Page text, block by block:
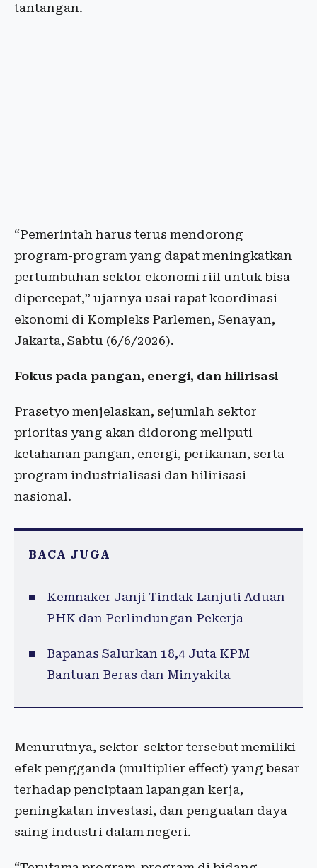
tantangan.
“Pemerintah harus terus mendorong
program-program yang dapat meningkatkan
pertumbuhan sektor ekonomi riil untuk bisa
dipercepat,” ujarnya usai rapat koordinasi
ekonomi di Kompleks Parlemen, Senayan,
Jakarta, Sabtu (6/6/2026).
Fokus pada pangan, energi, dan hilirisasi
Prasetyo menjelaskan, sejumlah sektor
prioritas yang akan didorong meliputi
ketahanan pangan, energi, perikanan, serta
program industrialisasi dan hilirisasi
nasional.
BACA JUGA
Kemnaker Janji Tindak Lanjuti Aduan
PHK dan Perlindungan Pekerja
Bapanas Salurkan 18,4 Juta KPM
Bantuan Beras dan Minyakita
Menurutnya, sektor-sektor tersebut memiliki
efek pengganda (multiplier effect) yang besar
terhadap penciptaan lapangan kerja,
peningkatan investasi, dan penguatan daya
saing industri dalam negeri.